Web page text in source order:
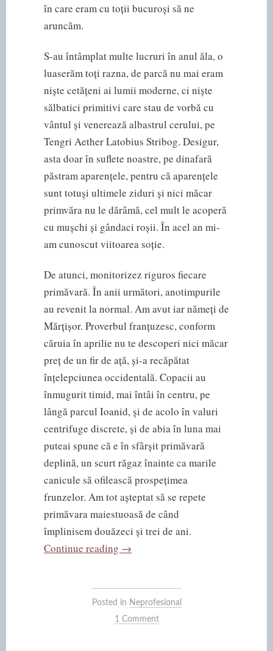
în care eram cu toții bucuroși să ne
aruncăm.
S-au întâmplat multe lucruri în anul ăla, o
luaserăm toți razna, de parcă nu mai eram
niște cetățeni ai lumii moderne, ci niște
sălbatici primitivi care stau de vorbă cu
vântul și venerează albastrul cerului, pe
Tengri Aether Latobius Stribog. Desigur,
asta doar în suflete noastre, pe dinafară
păstram aparențele, pentru că aparențele
sunt totuși ultimele ziduri și nici măcar
primvăra nu le dărâmă, cel mult le acoperă
cu mușchi și gândaci roșii. În acel an mi-
am cunoscut viitoarea soție.
De atunci, monitorizez riguros fiecare
primăvară. În anii următori, anotimpurile
au revenit la normal. Am avut iar nămeți de
Mărțișor. Proverbul franțuzesc, conform
căruia în aprilie nu te descoperi nici măcar
preț de un fir de ață, și-a recăpătat
înțelepciunea occidentală. Copacii au
înmugurit timid, mai întâi în centru, pe
lângă parcul Ioanid, și de acolo în valuri
centrifuge discrete, și de abia în luna mai
puteai spune că e în sfârșit primăvară
deplină, un scurt răgaz înainte ca marile
canicule să ofilească prospețimea
frunzelor. Am tot așteptat să se repete
primăvara maiestuoasă de când
împlinisem douăzeci și trei de ani.
Continue reading “O
→
Posted in Neprofesional
1 Comment